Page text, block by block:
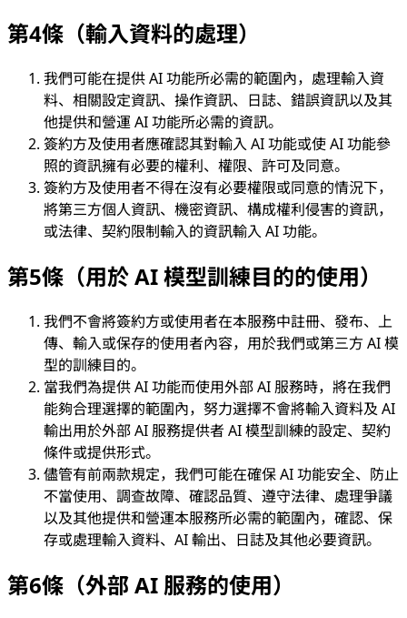
第4條（輸入資料的處理）
我們可能在提供 AI 功能所必需的範圍內，處理輸入資
料、相關設定資訊、操作資訊、日誌、錯誤資訊以及其
他提供和營運 AI 功能所必需的資訊。
簽約方及使用者應確認其對輸入 AI 功能或使 AI 功能參
照的資訊擁有必要的權利、權限、許可及同意。
簽約方及使用者不得在沒有必要權限或同意的情況下，
將第三方個人資訊、機密資訊、構成權利侵害的資訊，
或法律、契約限制輸入的資訊輸入 AI 功能。
第5條（用於 AI 模型訓練目的的使用）
我們不會將簽約方或使用者在本服務中註冊、發布、上
傳、輸入或保存的使用者內容，用於我們或第三方 AI 模
型的訓練目的。
當我們為提供 AI 功能而使用外部 AI 服務時，將在我們
能夠合理選擇的範圍內，努力選擇不會將輸入資料及 AI
輸出用於外部 AI 服務提供者 AI 模型訓練的設定、契約
條件或提供形式。
儘管有前兩款規定，我們可能在確保 AI 功能安全、防止
不當使用、調查故障、確認品質、遵守法律、處理爭議
以及其他提供和營運本服務所必需的範圍內，確認、保
存或處理輸入資料、AI 輸出、日誌及其他必要資訊。
第6條（外部 AI 服務的使用）